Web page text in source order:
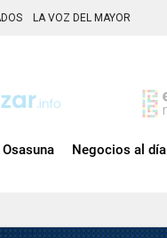
LA VOZ DEL MAYOR
Osasuna Negocios al día